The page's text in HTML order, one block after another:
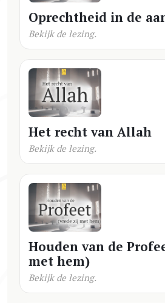
Oprechtheid in de
Bekijk de lezing.
Het recht van Allah
Bekijk de lezing.
Houden van de
met hem)
Bekijk de lezing.